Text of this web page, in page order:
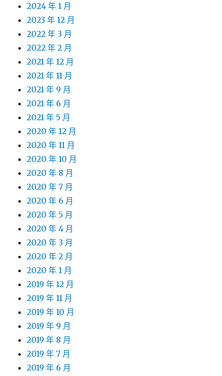
2024 年 1 月
2023 年 12 月
2022 年 3 月
2022 年 2 月
2021 年 12 月
2021 年 11 月
2021 年 9 月
2021 年 6 月
2021 年 5 月
2020 年 12 月
2020 年 11 月
2020 年 10 月
2020 年 8 月
2020 年 7 月
2020 年 6 月
2020 年 5 月
2020 年 4 月
2020 年 3 月
2020 年 2 月
2020 年 1 月
2019 年 12 月
2019 年 11 月
2019 年 10 月
2019 年 9 月
2019 年 8 月
2019 年 7 月
2019 年 6 月